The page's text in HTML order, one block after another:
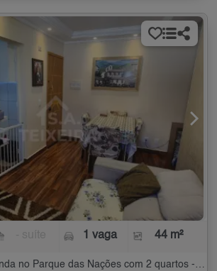
1 vaga 44 m²
Apartamento à Venda no Parque das Nações com 2 quartos - 44 m²